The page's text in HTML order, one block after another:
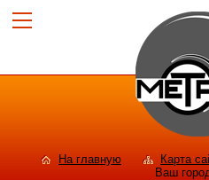
На главную Карта
Ваш